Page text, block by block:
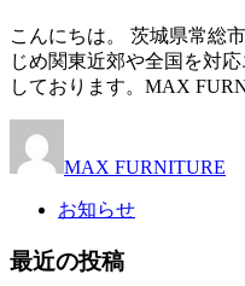
こんにちは。 茨城県常総
じめ関東近郊や全国を対
しております。MAX
MAX FURNITURE
お知らせ
最近の投稿